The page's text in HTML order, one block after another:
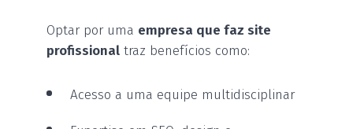
Optar por uma empresa que faz site
profissional traz benefícios como:
Acesso a uma equipe multidisciplinar